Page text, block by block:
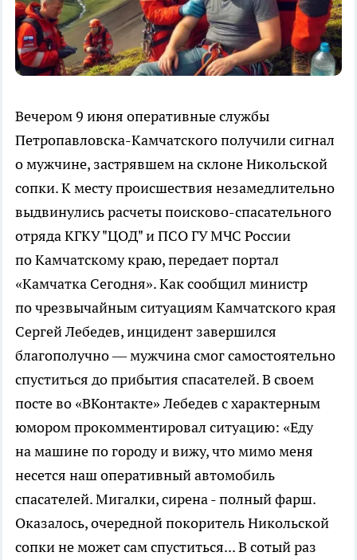
Вечером 9 июня оперативные службы
Петропавловска-Камчатского получили сигнал
о мужчине, застрявшем на склоне Никольской
сопки. К месту происшествия незамедлительно
выдвинулись расчеты поисково-спасательного
отряда КГКУ "ЦОД" и ПСО ГУ МЧС России
по Камчатскому краю, передает портал
«Камчатка Сегодня». Как сообщил министр
по чрезвычайным ситуациям Камчатского края
Сергей Лебедев, инцидент завершился
благополучно — мужчина смог самостоятельно
спуститься до прибытия спасателей. В своем
посте во «ВКонтакте» Лебедев с характерным
юмором прокомментировал ситуацию: «Еду
на машине по городу и вижу, что мимо меня
несется наш оперативный автомобиль
спасателей. Мигалки, сирена - полный фарш.
Оказалось, очередной покоритель Никольской
сопки не может сам спуститься... В сотый раз